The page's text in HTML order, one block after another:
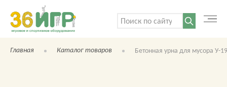
Поиск:
Главная Каталог товаров Бетонная урна для мусора У-